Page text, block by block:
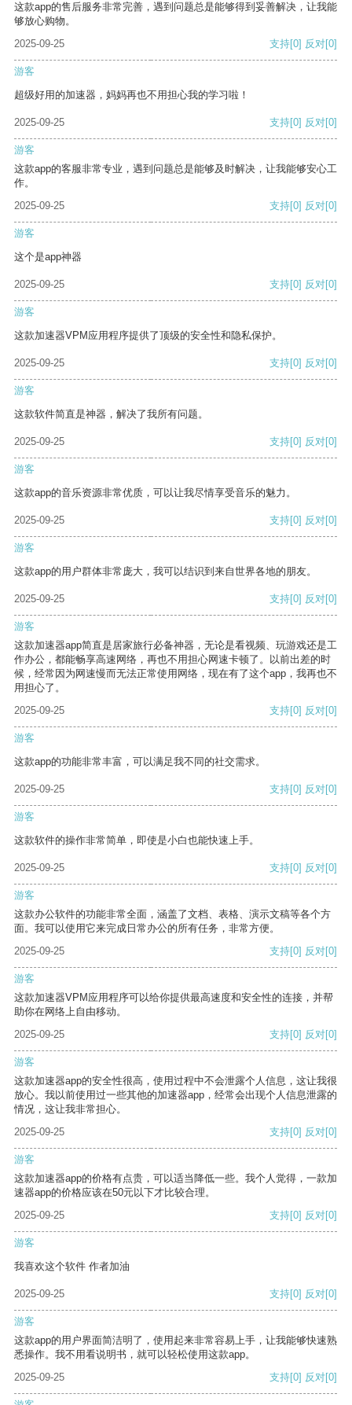
这款app的售后服务非常完善，遇到问题总是能够得到妥善解决，让我能
够放心购物。
2025-09-25
支持[0] 反对[0]
游客
超级好用的加速器，妈妈再也不用担心我的学习啦！
2025-09-25 支持[0] 反对[0]
游客
这款app的客服非常专业，遇到问题总是能够及时解决，让我能够安心工
作。
2025-09-25
支持[0] 反对[0]
游客
这个是app神器
2025-09-25 支持[0] 反对[0]
游客
这款加速器VPM应用程序提供了顶级的安全性和隐私保护。
2025-09-25 支持[0] 反对[0]
游客
这款软件简直是神器，解决了我所有问题。
2025-09-25 支持[0] 反对[0]
游客
这款app的音乐资源非常优质，可以让我尽情享受音乐的魅力。
2025-09-25 支持[0] 反对[0]
游客
这款app的用户群体非常庞大，我可以结识到来自世界各地的朋友。
2025-09-25 支持[0] 反对[0]
游客
这款加速器app简直是居家旅行必备神器，无论是看视频、玩游戏还是工
作办公，都能畅享高速网络，再也不用担心网速卡顿了。以前出差的时
候，经常因为网速慢而无法正常使用网络，现在有了这个app，我再也不
用担心了。
2025-09-25
支持[0] 反对[0]
游客
这款app的功能非常丰富，可以满足我不同的社交需求。
2025-09-25 支持[0] 反对[0]
游客
这款软件的操作非常简单，即使是小白也能快速上手。
2025-09-25 支持[0] 反对[0]
游客
这款办公软件的功能非常全面，涵盖了文档、表格、演示文稿等各个方
面。我可以使用它来完成日常办公的所有任务，非常方便。
2025-09-25
支持[0] 反对[0]
游客
这款加速器VPM应用程序可以给你提供最高速度和安全性的连接，并帮
助你在网络上自由移动。
2025-09-25
支持[0] 反对[0]
游客
这款加速器app的安全性很高，使用过程中不会泄露个人信息，这让我很
放心。我以前使用过一些其他的加速器app，经常会出现个人信息泄露的
情况，这让我非常担心。
2025-09-25
支持[0] 反对[0]
游客
这款加速器app的价格有点贵，可以适当降低一些。我个人觉得，一款加
速器app的价格应该在50元以下才比较合理。
2025-09-25
支持[0] 反对[0]
游客
我喜欢这个软件 作者加油
2025-09-25 支持[0] 反对[0]
游客
这款app的用户界面简洁明了，使用起来非常容易上手，让我能够快速熟
悉操作。我不用看说明书，就可以轻松使用这款app。
2025-09-25
支持[0] 反对[0]